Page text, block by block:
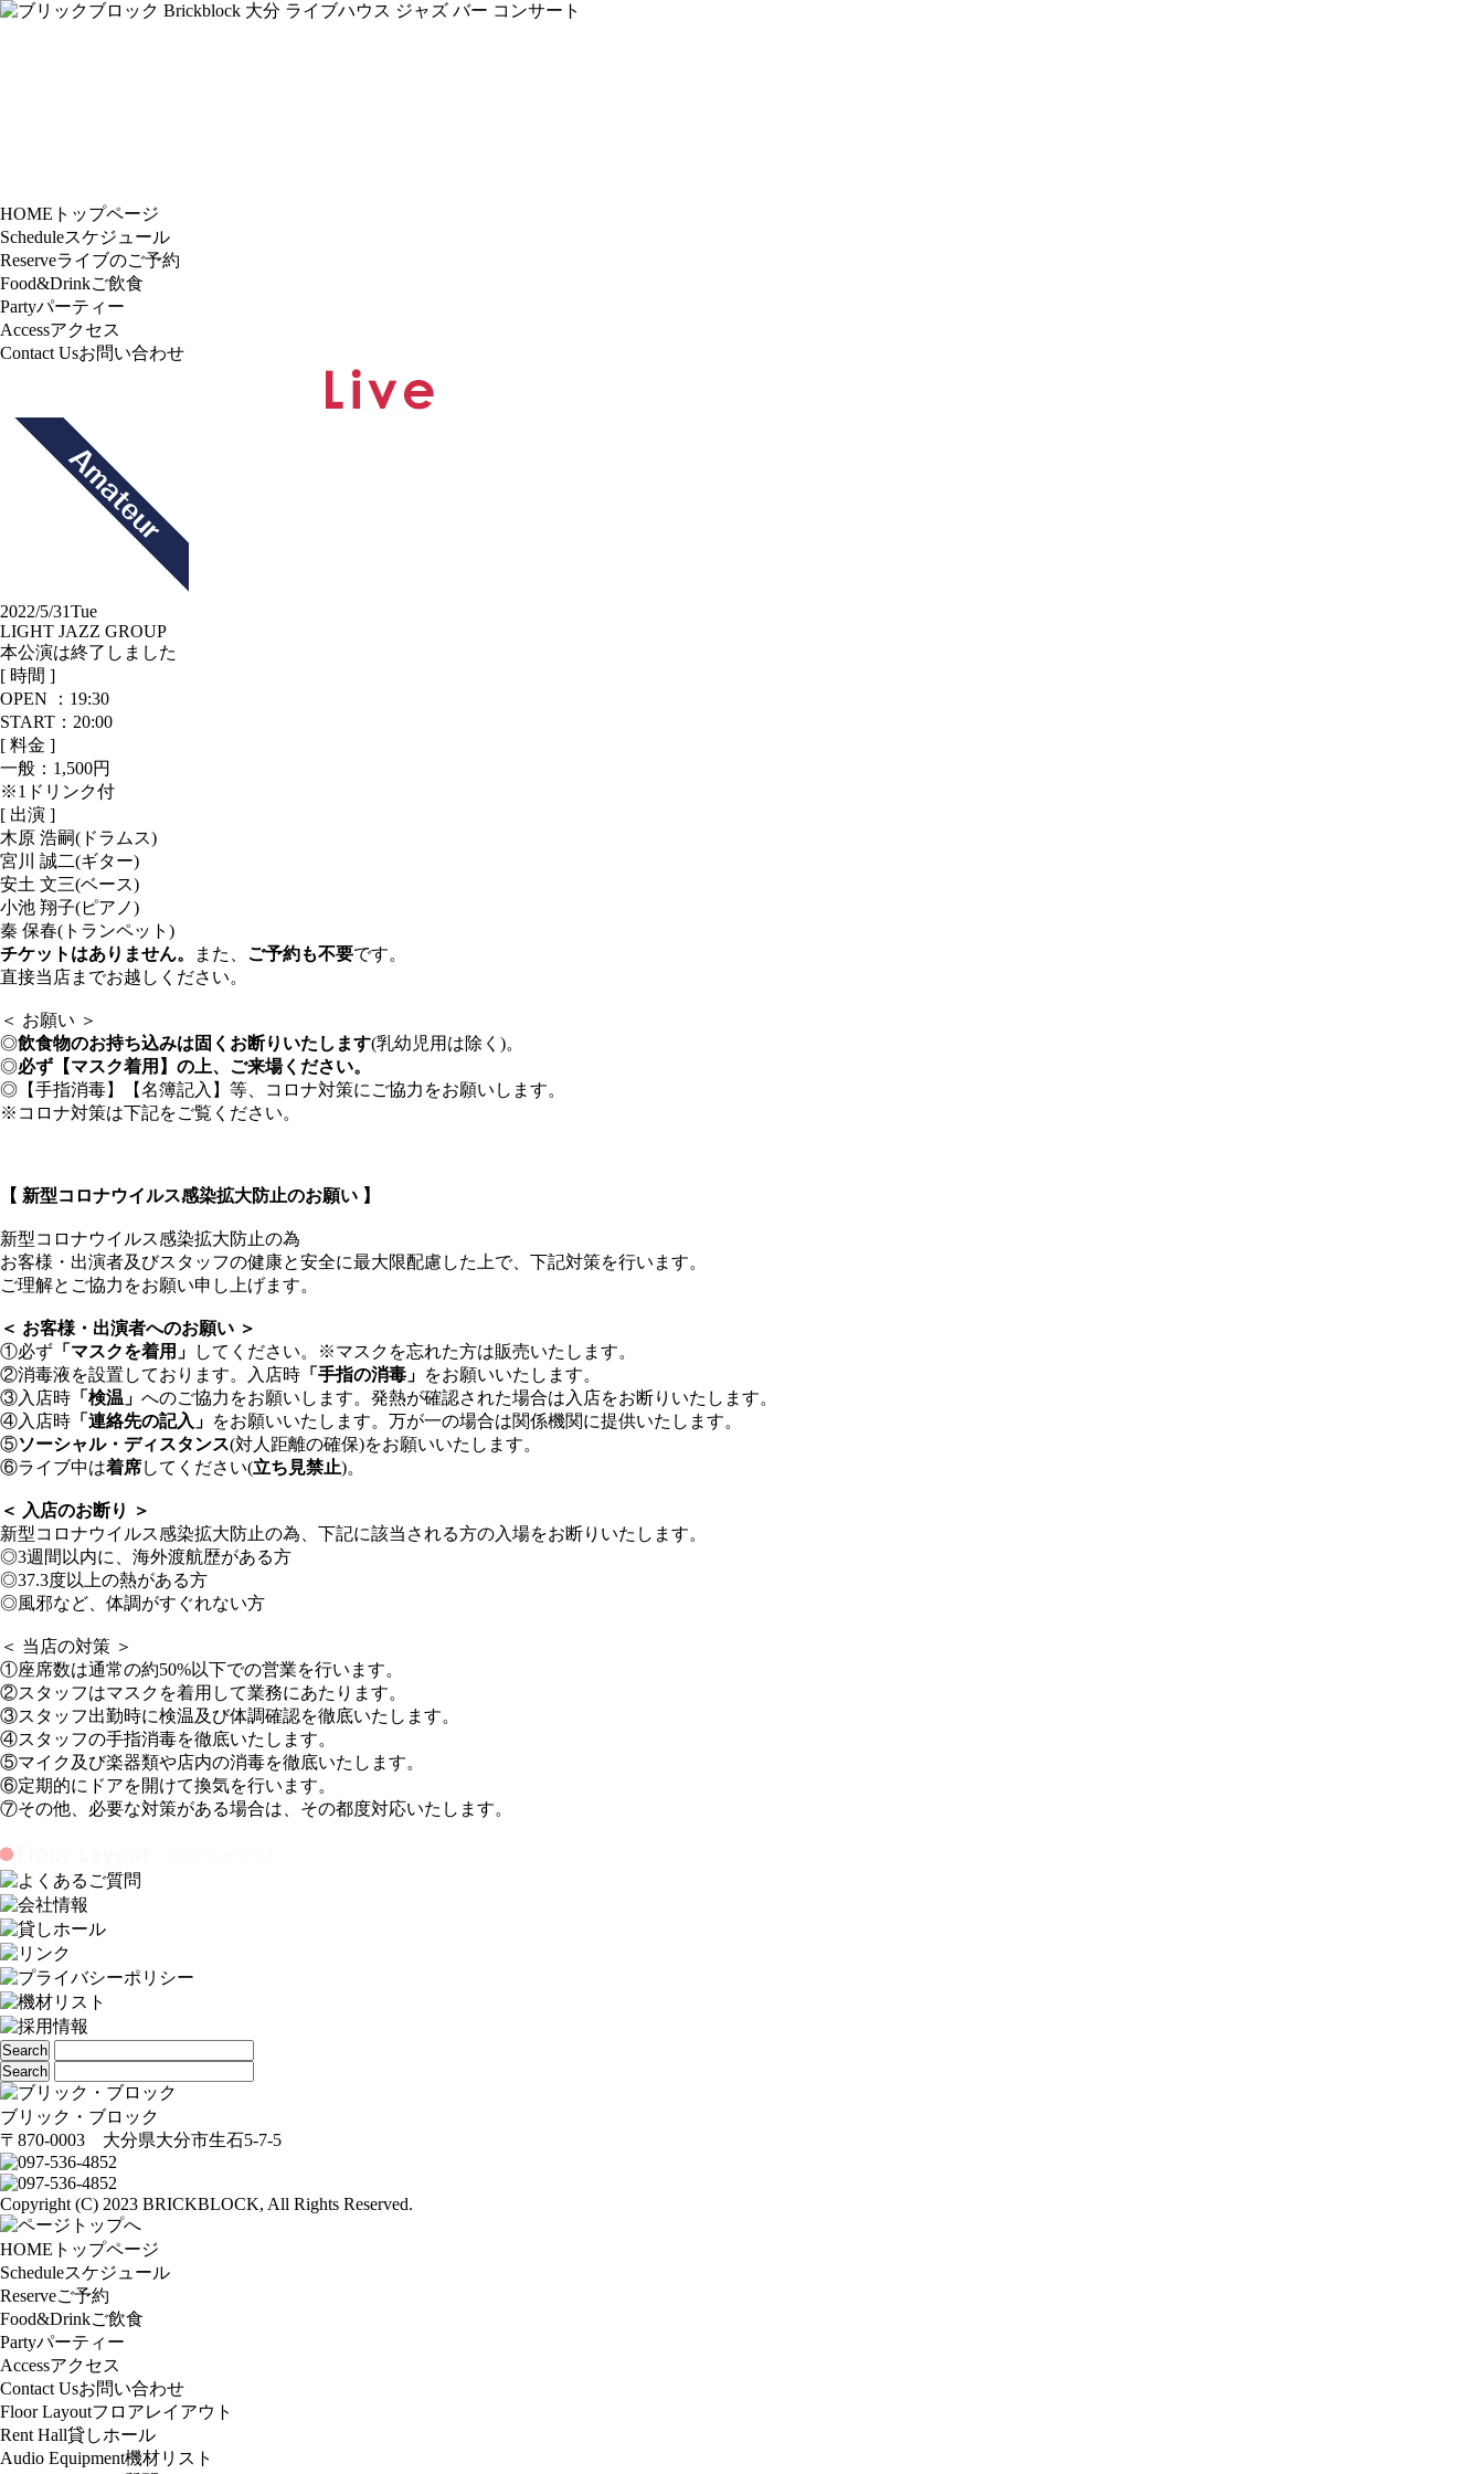
HOME トップページ
Scheduleスケジュール
Reserveライブのご予約
Food&Drinkご飲食
Partyパーティー
Accessアクセス
Contact Usお問い合わせ
2022/5/31Tue
LIGHT JAZZ GROUP
本公演は終了しました
[ 時間 ]
OPEN ： 19:30
START：20:00
[ 料金 ]
一般： 1,500円
※1ドリンク付
[ 出演 ]
木原 浩嗣(ドラムス)
宮川 誠二(ギター)
安土 文三(ベース)
小池 翔子(ピアノ)
秦 保春(トランペット)
チケットはありません。
また、 ご予約も不要です。
直接当店までお越しください。
＜ お願い ＞
◎飲食物のお持ち込みは固くお断りいたします(乳幼児用は除く)。
◎必ず【マスク着用】の上、ご来場ください。
◎【手指消毒】【名簿記入】等、コロナ対策にご協力をお願いします。
※コロナ対策は下記をご覧ください。
【 新型コロナウイルス感染拡大防止のお願い 】
新型コロナウイルス感染拡大防止の為
お客様・出演者及びスタッフの健康と安全に最大限配慮した上で、下記対策を行います。
ご理解とご協力をお願い申し上げます。
＜ お客様・出演者へのお願い ＞
①必ず 「マスクを着用」
してください。※マスクを忘れた方は販売いたします。
②消毒液を設置しております。入店時 「手指の消毒」 をお願いいたします。
③入店時 「検温」 へのご協力をお願いします。発熱が確認された場合は入店をお断りいたします。
④入店時 「連絡先の記入」 をお願いいたします。万が一の場合は関係機関に提供いたします。
⑤ソーシャル・ディスタンス(対人距離の確保)をお願いいたします。
⑥ライブ中は着席してください(立ち見禁止)。
＜ 入店のお断り ＞
新型コロナウイルス感染拡大防止の為、下記に該当される方の入場をお断りいたします。
◎3週間以内に、海外渡航歴がある方
◎37.3度以上の熱がある方
◎風邪など、体調がすぐれない方
＜ 当店の対策 ＞
①座席数は通常の約50%以下での営業を行います。
②スタッフはマスクを着用して業務にあたります。
③スタッフ出勤時に検温及び体調確認を徹底いたします。
④スタッフの手指消毒を徹底いたします。
⑤マイク及び楽器類や店内の消毒を徹底いたします。
⑥定期的にドアを開けて換気を行います。
⑦その他、必要な対策がある場合は、その都度対応いたします。
ブリック・ブロック
〒870-0003 大分県大分市生石5-7-5
Copyright (C) 2023 BRICKBLOCK, All Rights Reserved.
HOME トップページ
Scheduleスケジュール
Reserveご予約
Food&Drinkご飲食
Partyパーティー
Accessアクセス
Contact Usお問い合わせ
Floor Layoutフロアレイアウト
Rent Hall貸しホール
Audio Equipment機材リスト